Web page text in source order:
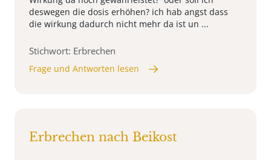
deswegen die dosis erhöhen? ich hab angst dass
die wirkung dadurch nicht mehr da ist un ...
Stichwort: Erbrechen
Frage und Antworten lesen
Erbrechen nach Beikost